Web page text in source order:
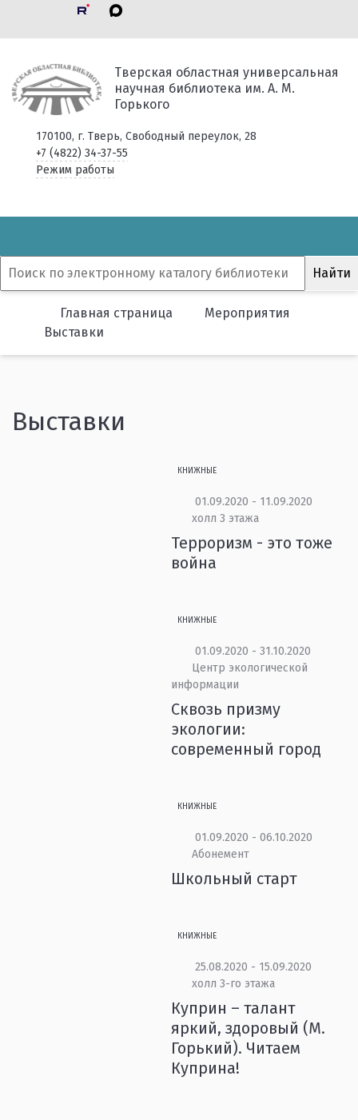
Тверская областная универсальная
научная библиотека им. А. М.
Горького
170100, г. Тверь, Свободный переулок, 28
+7 (4822) 34-37-55
Режим работы
Главная страница
Мероприятия
Выставки
Выставки
КНИЖНЫЕ
01.09.2020 - 11.09.2020
холл 3 этажа
Терроризм - это тоже
война
КНИЖНЫЕ
01.09.2020 - 31.10.2020
Центр экологической
информации
Сквозь призму
экологии:
современный город
КНИЖНЫЕ
01.09.2020 - 06.10.2020
Абонемент
Школьный старт
КНИЖНЫЕ
25.08.2020 - 15.09.2020
холл 3-го этажа
Куприн – талант
яркий, здоровый (М.
Горький). Читаем
Куприна!